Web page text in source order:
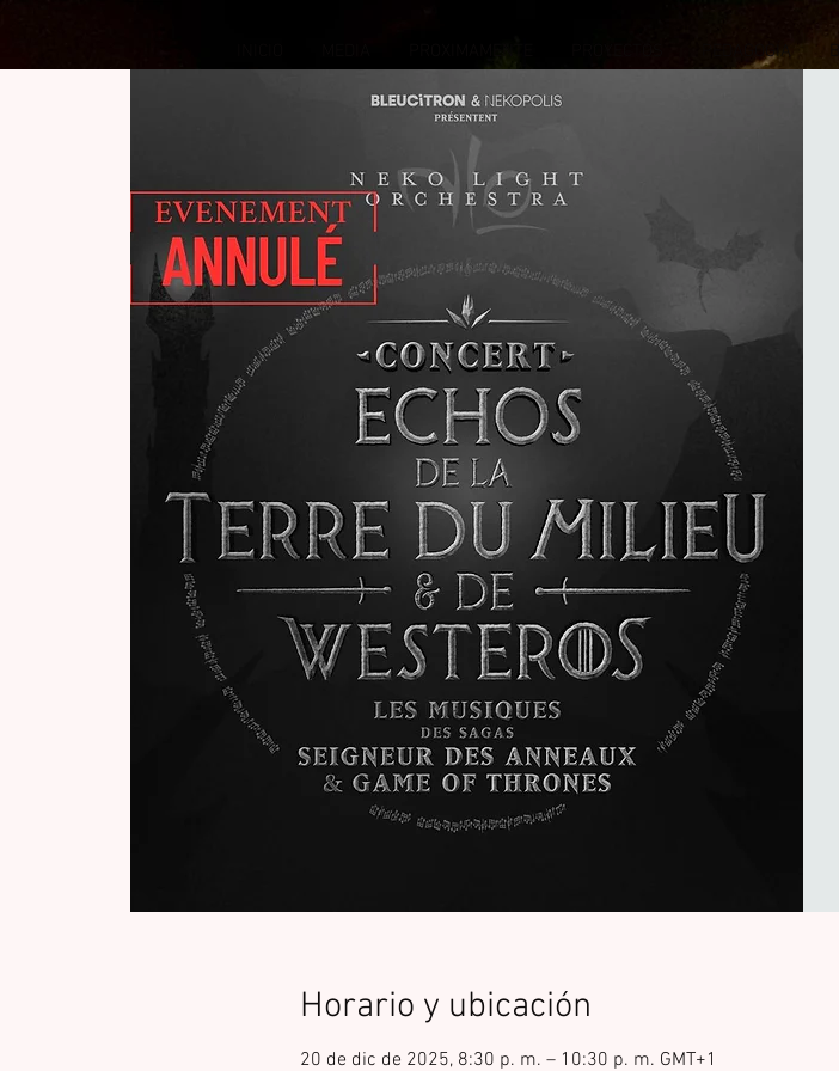
PEDAGOGÍA
Horario y ubicación
20 de dic de 2025, 8:30 p. m. – 10:30 p. m. GMT+1